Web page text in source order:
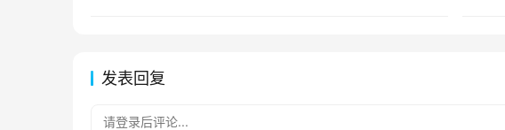
发表回复
请登录后评论...